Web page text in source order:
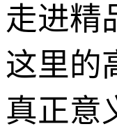
走进精
这里的
真正意